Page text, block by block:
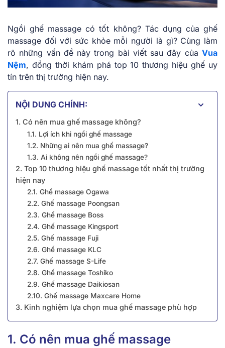
Ngồi ghế massage có tốt không? Tác dụng của ghế
massage đối với sức khỏe mỗi người là gì? Cùng làm
rõ những vấn đề này trong bài viết sau đây của Vua
Nệm, đồng thời khám phá top 10 thương hiệu ghế uy
tín trên thị trường hiện nay.
NỘI DUNG CHÍNH:
1. Có nên mua ghế massage không?
1.1. Lợi ích khi ngồi ghế massage
1.2. Những ai nên mua ghế massage?
1.3. Ai không nên ngồi ghế massage?
2. Top 10 thương hiệu ghế massage tốt nhất thị trường
hiện nay
2.1. Ghế massage Ogawa
2.2. Ghế massage Poongsan
2.3. Ghế massage Boss
2.4. Ghế massage Kingsport
2.5. Ghế massage Fuji
2.6. Ghế massage KLC
2.7. Ghế massage S-Life
2.8. Ghế massage Toshiko
2.9. Ghế massage Daikiosan
2.10. Ghế massage Maxcare Home
3. Kinh nghiệm lựa chọn mua ghế massage phù hợp
1. Có nên mua ghế massage